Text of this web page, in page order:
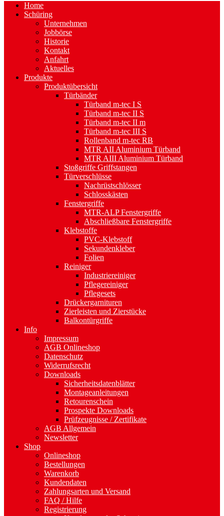
Home
Schüring
Unternehmen
Jobbörse
Historie
Kontakt
Anfahrt
Aktuelles
Produkte
Produktübersicht
Türbänder
Türband m-tec I S
Türband m-tec II S
Türband m-tec II m
Türband m-tec III S
Rollenband m-tec RB
MTR AII Aluminium Türband
MTR AIII Aluminium Türband
Stoßgriffe Griffstangen
Türverschlüsse
Nachrüstschlösser
Schlosskästen
Fenstergriffe
MTR-ALP Fenstergriffe
Abschließbare Fenstergriffe
Klebstoffe
PVC-Klebstoff
Sekundenkleber
Folien
Reiniger
Industriereiniger
Pflegereiniger
Pflegesets
Drückergarnituren
Zierleisten und Zierstücke
Balkontürgriffe
Info
Impressum
AGB Onlineshop
Datenschutz
Widerrufsrecht
Downloads
Sicherheitsdatenblätter
Montageanleitungen
Retourenschein
Prospekte Downloads
Prüfzeugnisse / Zertifikate
AGB Allgemein
Newsletter
Shop
Onlineshop
Bestellungen
Warenkorb
Kundendaten
Zahlungsarten und Versand
FAQ / Hilfe
Registrierung